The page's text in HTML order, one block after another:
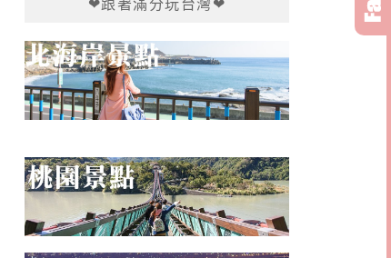
❤跟著滿分玩台灣❤